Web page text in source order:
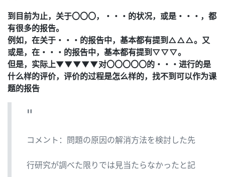
到目前为止，关于〇〇〇，・・・的状况，或是・・・，都
有很多的报告。
例如，在关于・・・的报告中，基本都有提到△△△。又
或是，在・・・的报告中，基本都有提到▽▽▽。
但是，实际上▼▼▼▼▼对〇〇〇〇〇的・・・进行的是
什么样的评价，评价的过程是怎么样的，找不到可以作为课
题的报告
コメント：問題の原因の解消方法を検討した先
行研究が調べた限りでは見当たらなかったと記